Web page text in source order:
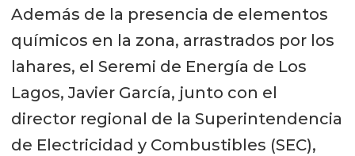
Además de la presencia de elementos
químicos en la zona, arrastrados por los
lahares, el Seremi de Energía de Los
Lagos, Javier García, junto con el
director regional de la Superintendencia
de Electricidad y Combustibles (SEC),